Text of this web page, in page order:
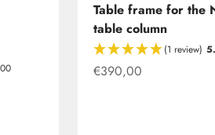
Table frame for the
table column
(1 review)
Offer from
€390,00